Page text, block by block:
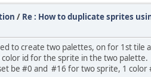
/ Re : How to duplicate sprites
to create two palettes, on for 1st
color id for the sprite in the two palette.
be #0 and #16 for two sprite, 1 color